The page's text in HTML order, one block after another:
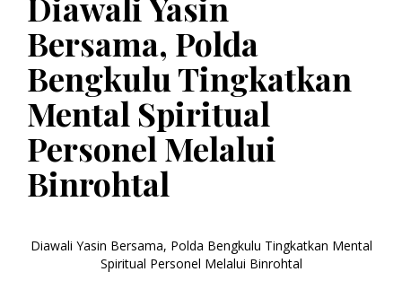
Bersama, Polda
Bengkulu Tingkatkan
Mental Spiritual
Personel Melalui
Binrohtal
Diawali Yasin Bersama, Polda Bengkulu Tingkatkan Mental
Spiritual Personel Melalui Binrohtal